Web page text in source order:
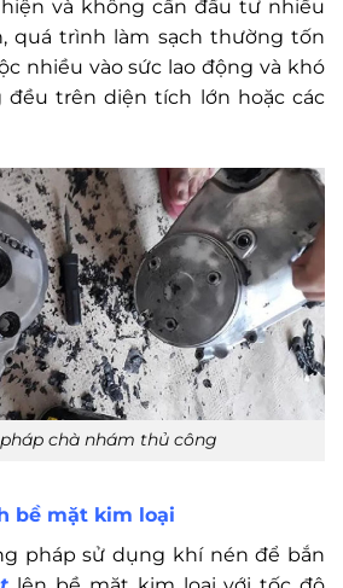
và không cần đầu tư nhiều
quá trình làm sạch thường tốn
nhiều vào sức lao động và khó
trên diện tích lớn hoặc các
chà nhám thủ công
bề mặt kim loại
pháp sử dụng khí nén để bắn